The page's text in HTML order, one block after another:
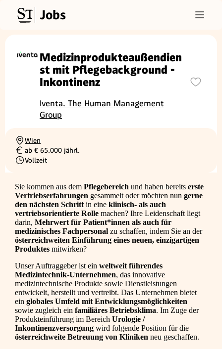
Jobs
Medizinprodukteaußendien
st mit Pflegebackground -
Inkontinenz
Iventa. The Human Management
Group
Ortschaft
Wien
Gehalt
ab € 65.000 jährl.
Beschäftigungsart
Vollzeit
Sie kommen aus dem Pflegebereich und haben bereits erste
Vertriebserfahrungen gesammelt oder möchten nun gerne
den nächsten Schritt in eine klinisch- als auch
vertriebsorientierte Rolle machen? Ihre Leidenschaft liegt
darin, Mehrwert für Patient*innen als auch für
medizinisches Fachpersonal zu schaffen, indem Sie an der
österreichweiten Einführung eines neuen, einzigartigen
Produktes mitwirken?
Unser Auftraggeber ist ein weltweit führendes
Medizintechnik-Unternehmen, das innovative
medizintechnische Produkte sowie Dienstleistungen
entwickelt, herstellt und vertreibt. Das Unternehmen bietet
ein globales Umfeld mit Entwicklungsmöglichkeiten
sowie zugleich ein familiäres Betriebsklima. Im Zuge der
Produkteinführung im Bereich Urologie /
Inkontinenzversorgung wird folgende Position für die
österreichweite Betreuung von Kliniken neu geschaffen.